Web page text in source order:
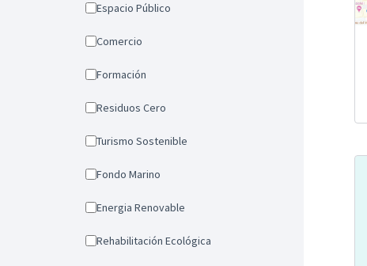
Espacio Público
Comercio
Formación
Residuos Cero
Turismo Sostenible
Fondo Marino
Energia Renovable
Rehabilitación Ecológica